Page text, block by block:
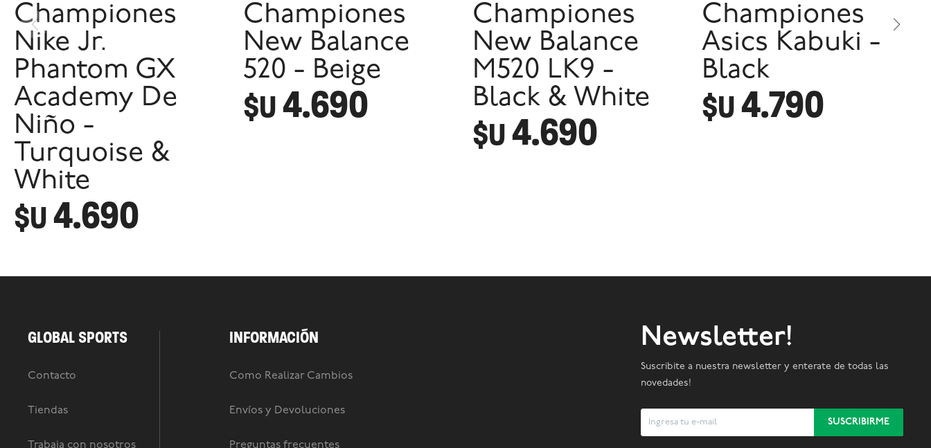
Championes
Nike Jr.
Phantom GX
Academy De
Niño -
Turquoise &
White
$U4.690
Championes
New Balance
520 - Beige
$U4.690
Championes
New Balance
M520 LK9 -
Black & White
$U4.690
Championes
Asics Kabuki -
Black
$U4.790
GLOBAL SPORTS
Contacto
Tiendas
Trabaja con nosotros
INFORMACIÓN
Como Realizar Cambios
Envíos y Devoluciones
Preguntas frecuentes
Newsletter!
Suscribite a nuestra newsletter y enterate de todas las
novedades!
SUSCRIBIRME